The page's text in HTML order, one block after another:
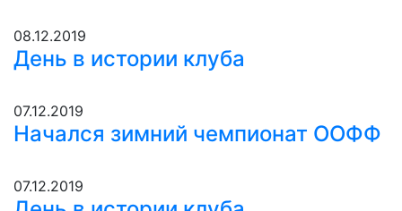
08.12.2019
День в истории клуба
07.12.2019
Начался зимний чемпионат ООФФ
07.12.2019